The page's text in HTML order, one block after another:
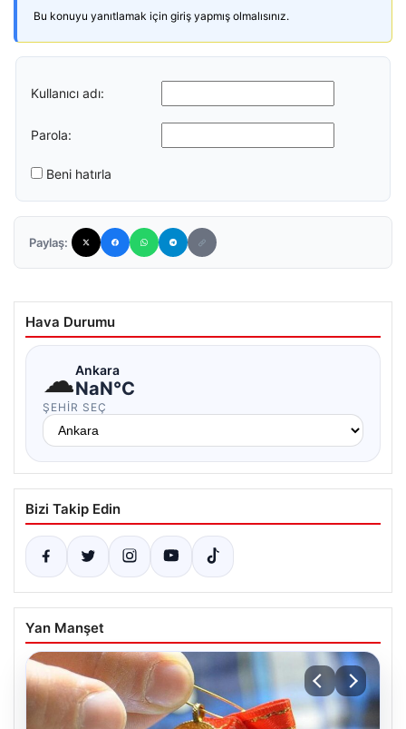
Bu konuyu yanıtlamak için giriş yapmış olmalısınız.
Kullanıcı adı:
Parola:
Beni hatırla
Paylaş:
Hava Durumu
☁Ankara
NaN°C
ŞEHIR SEÇ
Bizi Takip Edin
Yan Manşet